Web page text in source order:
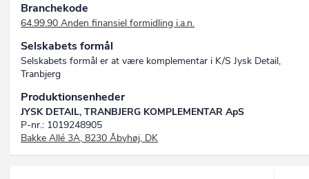
Branchekode
64.99.90 Anden finansiel formidling i.a.n.
Selskabets formål
Selskabets formål er at være komplementar i K/S Jysk Detail,
Tranbjerg
Produktionsenheder
JYSK DETAIL, TRANBJERG KOMPLEMENTAR ApS
P-nr.: 1019248905
Bakke Allé 3A, 8230 Åbyhøj, DK